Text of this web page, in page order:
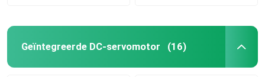
Geïntegreerde DC-servomotor (16)